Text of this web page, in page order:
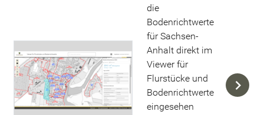
die
Bodenrichtwerte
für Sachsen-
Anhalt direkt im
Viewer für
Flurstücke und
Bodenrichtwerte
eingesehen